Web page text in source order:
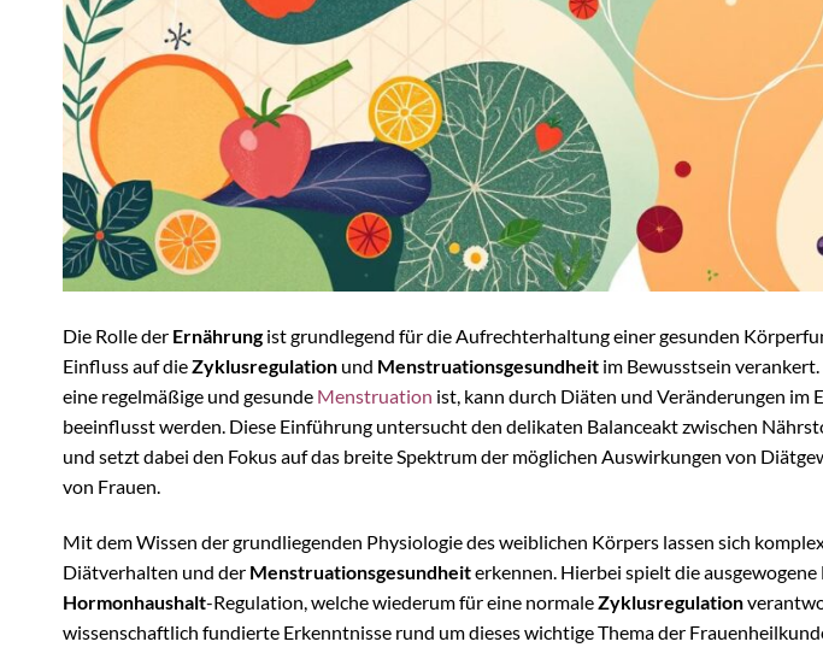
Die Rolle der Ernährungist grundlegend für die Aufrechterhaltung einer gesunden
Einfluss auf dieZyklusregulation und Menstruationsgesundheit im Bewusstsein
eine regelmäßige und gesunde Menstruation ist, kann durch Diäten und Veränderungen im
beeinflusst werden. Diese Einführung untersucht den delikaten Balanceakt zwischen
und setzt dabei den Fokus auf das breite Spektrum der möglichen Auswirkungen von
von Frauen.
Mit dem Wissen der grundliegenden Physiologie des weiblichen Körpers lassen sich
Diätverhalten und der Menstruationsgesundheiterkennen. Hierbei spielt die
Hormonhaushalt-Regulation, welche wiederum für eine normaleZyklusregulation
wissenschaftlich fundierte Erkenntnisse rund um dieses wichtige Thema der